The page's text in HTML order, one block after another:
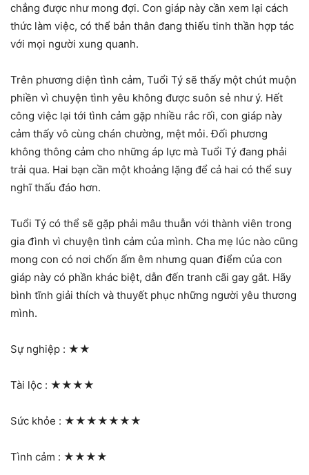
chẳng được như mong đợi. Con giáp này cần xem lại cách
thức làm việc, có thể bản thân đang thiếu tinh thần hợp tác
với mọi người xung quanh.
Trên phương diện tình cảm, Tuổi Tý sẽ thấy một chút muộn
phiền vì chuyện tình yêu không được suôn sẻ như ý. Hết
công việc lại tới tình cảm gặp nhiều rắc rối, con giáp này
cảm thấy vô cùng chán chường, mệt mỏi. Đối phương
không thông cảm cho những áp lực mà Tuổi Tý đang phải
trải qua. Hai bạn cần một khoảng lặng để cả hai có thể suy
nghĩ thấu đáo hơn.
Tuổi Tý có thể sẽ gặp phải mâu thuẫn với thành viên trong
gia đình vì chuyện tình cảm của mình. Cha mẹ lúc nào cũng
mong con có nơi chốn ấm êm nhưng quan điểm của con
giáp này có phần khác biệt, dẫn đến tranh cãi gay gắt. Hãy
bình tĩnh giải thích và thuyết phục những người yêu thương
mình.
Sự nghiệp : ★★
Tài lộc : ★★★★
Sức khỏe : ★★★★★★★
Tình cảm : ★★★★